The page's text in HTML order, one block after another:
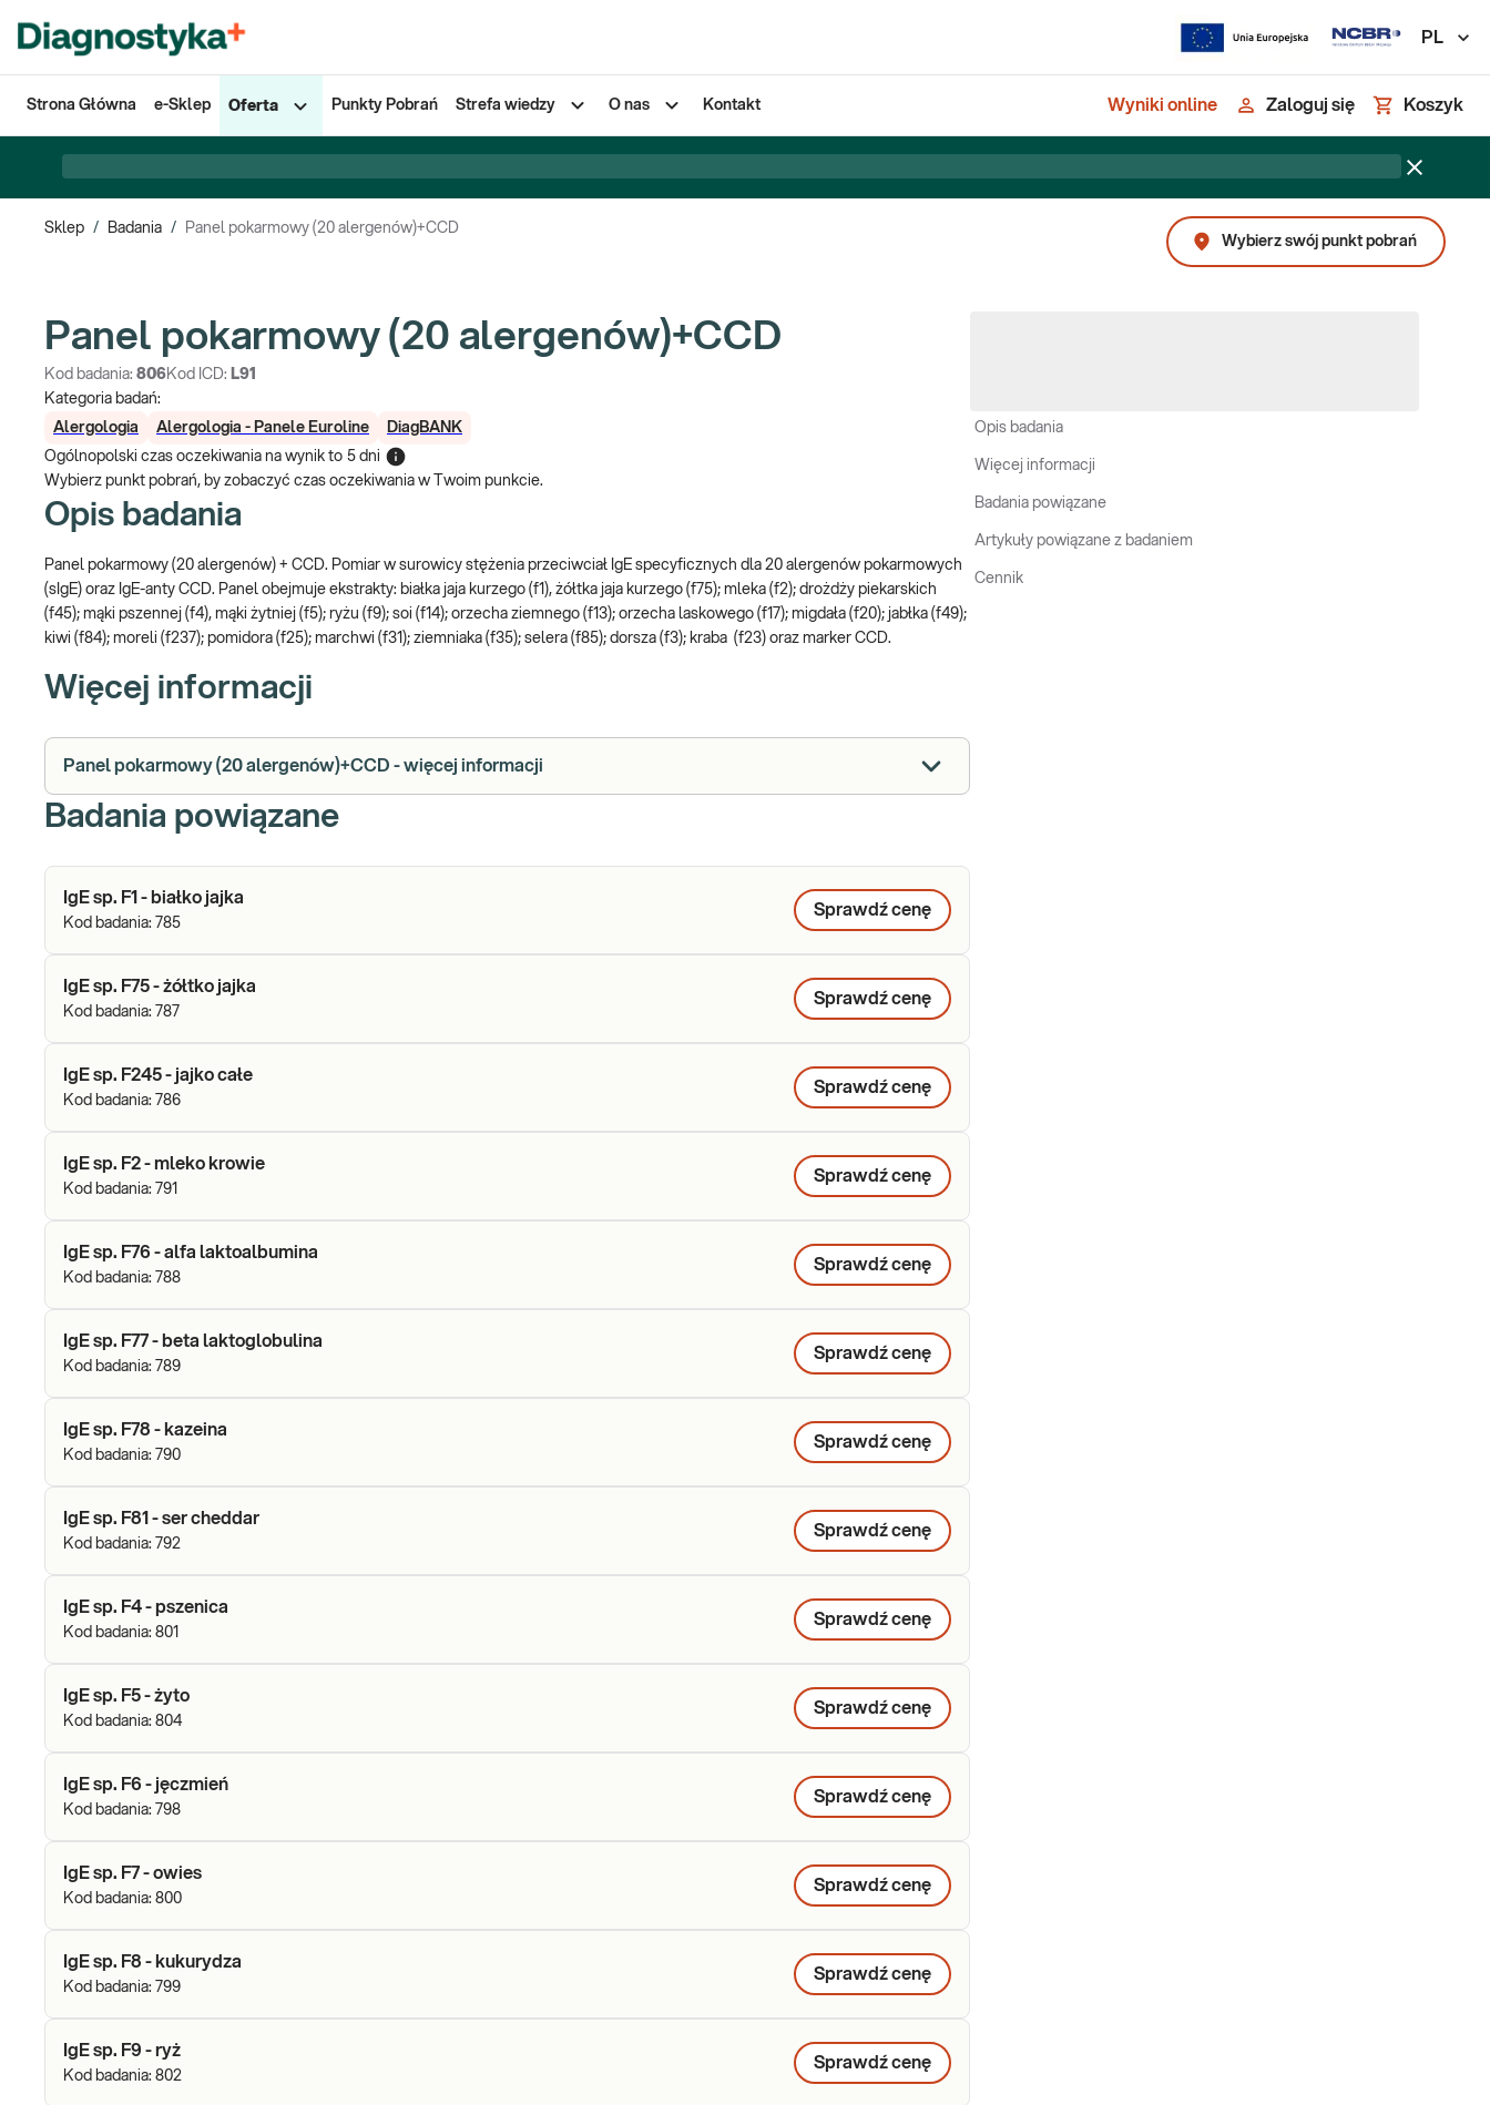
PL
Strona Główna e-Sklep Oferta Punkty Pobrań Strefa wiedzy O nas Kontakt Wyniki online Zaloguj się Koszyk
Sklep / Badania /
Panel pokarmowy (20 alergenów)+CCD
Wybierz swój punkt pobrań
Panel pokarmowy (20 alergenów)+CCD
Kod badania: 806Kod ICD: L91
Kategoria badań:
Alergologia
Alergologia - Panele Euroline
DiagBANK
Ogólnopolski czas oczekiwania na wynik to 5 dni
Wybierz punkt pobrań, by zobaczyć czas oczekiwania w Twoim punkcie.
Opis badania
Panel pokarmowy (20 alergenów) + CCD. Pomiar w surowicy stężenia przeciwciał IgE specyficznych dla 20 alergenów pokarmowych
(sIgE) oraz IgE-anty CCD. Panel obejmuje ekstrakty: białka jaja kurzego (f1), żółtka jaja kurzego (f75); mleka (f2); drożdży piekarskich
(f45); mąki pszennej (f4), mąki żytniej (f5); ryżu (f9); soi (f14); orzecha ziemnego (f13); orzecha laskowego (f17); migdała (f20); jabłka (f49);
kiwi (f84); moreli (f237); pomidora (f25); marchwi (f31); ziemniaka (f35); selera (f85); dorsza (f3); kraba (f23) oraz marker CCD.
Więcej informacji
Panel pokarmowy (20 alergenów)+CCD - więcej informacji
Badania powiązane
IgE sp. F1 - białko jajka
Kod badania: 785
Sprawdź cenę
IgE sp. F75 - żółtko jajka
Kod badania: 787
Sprawdź cenę
IgE sp. F245 - jajko całe
Kod badania: 786
Sprawdź cenę
IgE sp. F2 - mleko krowie
Kod badania: 791
Sprawdź cenę
IgE sp. F76 - alfa laktoalbumina
Kod badania: 788
Sprawdź cenę
IgE sp. F77 - beta laktoglobulina
Kod badania: 789
Sprawdź cenę
IgE sp. F78 - kazeina
Kod badania: 790
Sprawdź cenę
IgE sp. F81 - ser cheddar
Kod badania: 792
Sprawdź cenę
IgE sp. F4 - pszenica
Kod badania: 801
Sprawdź cenę
IgE sp. F5 - żyto
Kod badania: 804
Sprawdź cenę
IgE sp. F6 - jęczmień
Kod badania: 798
Sprawdź cenę
IgE sp. F7 - owies
Kod badania: 800
Sprawdź cenę
IgE sp. F8 - kukurydza
Kod badania: 799
Sprawdź cenę
IgE sp. F9 - ryż
Kod badania: 802
Sprawdź cenę
Opis badania
Więcej informacji
Badania powiązane
Artykuły powiązane z badaniem
Cennik